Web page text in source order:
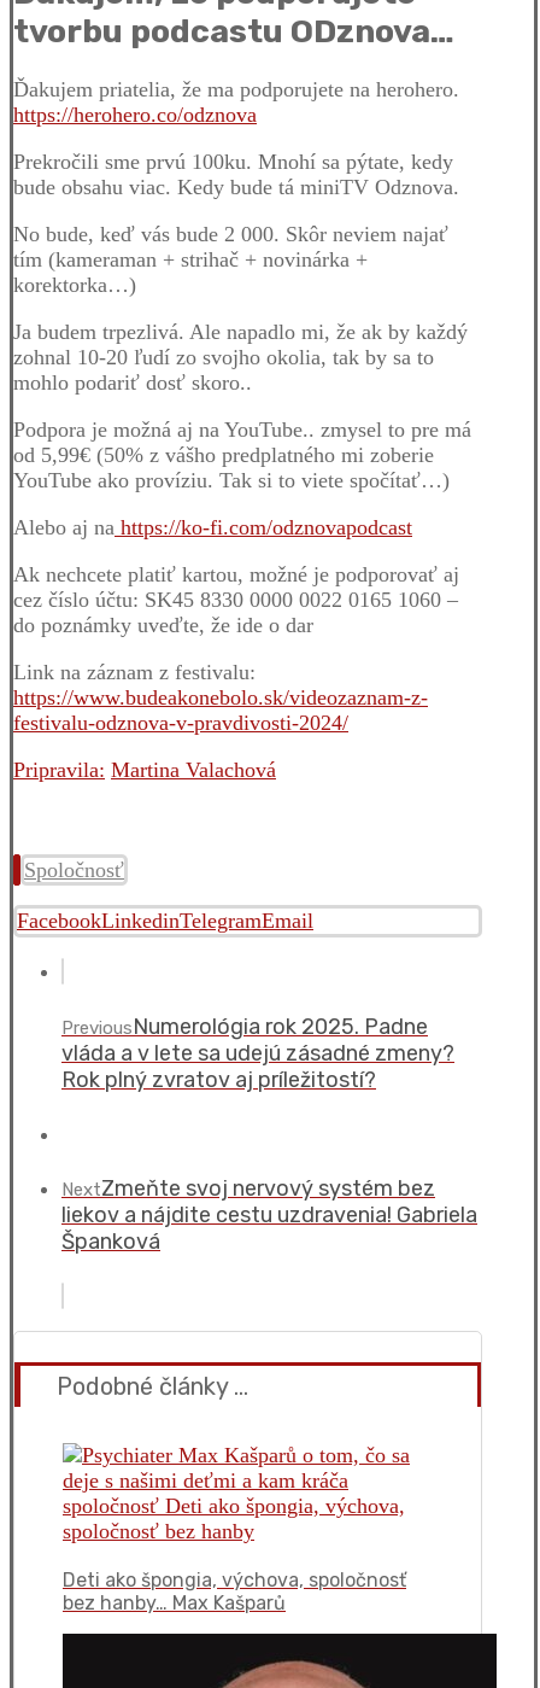
tvorbu podcastu ODznova…
Ďakujem priatelia, že ma podporujete na herohero.
https://herohero.co/odznova
Prekročili sme prvú 100ku. Mnohí sa pýtate, kedy
bude obsahu viac. Kedy bude tá miniTV Odznova.
No bude, keď vás bude 2 000. Skôr neviem najať
tím (kameraman + strihač + novinárka +
korektorka…)
Ja budem trpezlivá. Ale napadlo mi, že ak by každý
zohnal 10-20 ľudí zo svojho okolia, tak by sa to
mohlo podariť dosť skoro..
Podpora je možná aj na YouTube.. zmysel to pre má
od 5,99€ (50% z vášho predplatného mi zoberie
YouTube ako províziu. Tak si to viete spočítať…)
Alebo aj na https://ko-fi.com/odznovapodcast
Ak nechcete platiť kartou, možné je podporovať aj
cez číslo účtu: SK45 8330 0000 0022 0165 1060 –
do poznámky uveďte, že ide o dar
Link na záznam z festivalu:
https://www.budeakonebolo.sk/videozaznam-z-
festivalu-odznova-v-pravdivosti-2024/
Pripravila: Martina Valachová
Spoločnosť
FacebookLinkedinTelegramEmail
PreviousNumerológia rok 2025. Padne
vláda a v lete sa udejú zásadné zmeny?
Rok plný zvratov aj príležitostí?
NextZmeňte svoj nervový systém bez
liekov a nájdite cestu uzdravenia! Gabriela
Španková
Podobné články ...
Deti ako špongia, výchova, spoločnosť
bez hanby… Max Kašparů